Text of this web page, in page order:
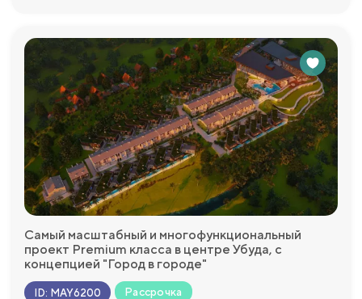
Самый масштабный и многофункциональный
проект Premium класса в центре Убуда, с
концепцией "Город в городе"
ID: MAY6200 Рассрочка